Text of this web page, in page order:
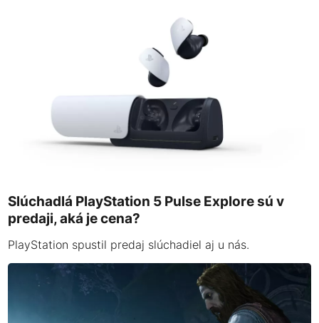
Slúchadlá PlayStation 5 Pulse Explore sú v
predaji, aká je cena?
PlayStation spustil predaj slúchadiel aj u nás.